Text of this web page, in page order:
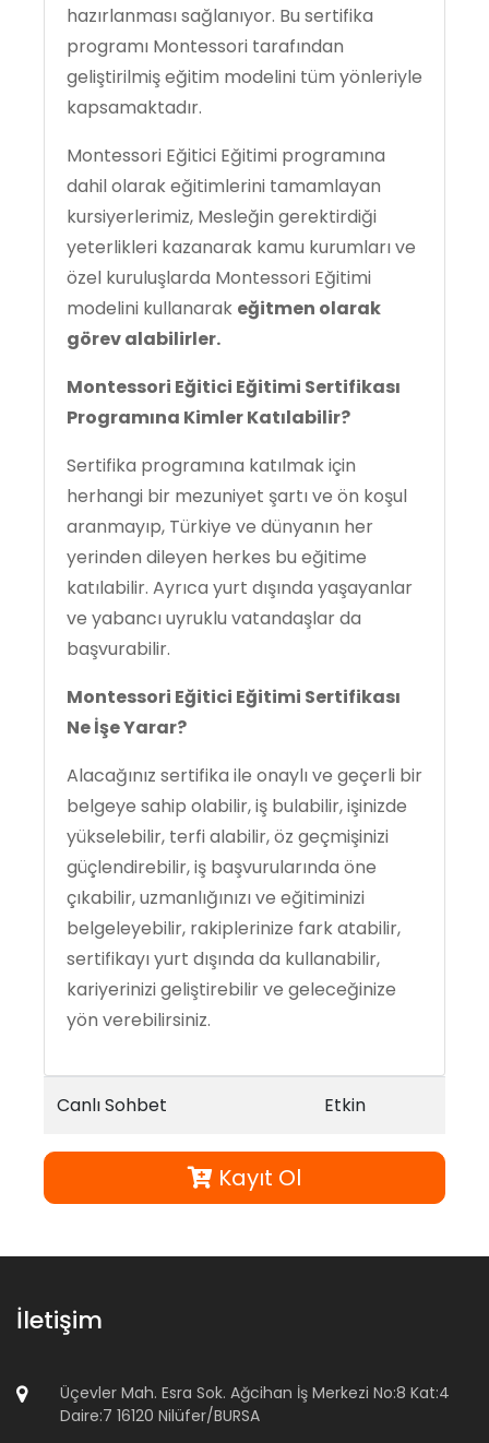
hazırlanması sağlanıyor. Bu sertifika
programı Montessori tarafından
geliştirilmiş eğitim modelini tüm yönleriyle
kapsamaktadır.
Montessori Eğitici Eğitimi programına
dahil olarak eğitimlerini tamamlayan
kursiyerlerimiz, Mesleğin gerektirdiği
yeterlikleri kazanarak kamu kurumları ve
özel kuruluşlarda Montessori Eğitimi
modelini kullanarak eğitmen olarak
görev alabilirler.
Montessori Eğitici Eğitimi Sertifikası
Programına Kimler Katılabilir?
Sertifika programına katılmak için
herhangi bir mezuniyet şartı ve ön koşul
aranmayıp, Türkiye ve dünyanın her
yerinden dileyen herkes bu eğitime
katılabilir. Ayrıca yurt dışında yaşayanlar
ve yabancı uyruklu vatandaşlar da
başvurabilir.
Montessori Eğitici Eğitimi Sertifikası
Ne İşe Yarar?
Alacağınız sertifika ile onaylı ve geçerli bir
belgeye sahip olabilir, iş bulabilir, işinizde
yükselebilir, terfi alabilir, öz geçmişinizi
güçlendirebilir, iş başvurularında öne
çıkabilir, uzmanlığınızı ve eğitiminizi
belgeleyebilir, rakiplerinize fark atabilir,
sertifikayı yurt dışında da kullanabilir,
kariyerinizi geliştirebilir ve geleceğinize
yön verebilirsiniz.
Canlı Sohbet Etkin
Kayıt Ol
İletişim
Üçevler Mah. Esra Sok. Ağcihan İş Merkezi No:8 Kat:4
Daire:7 16120 Nilüfer/BURSA